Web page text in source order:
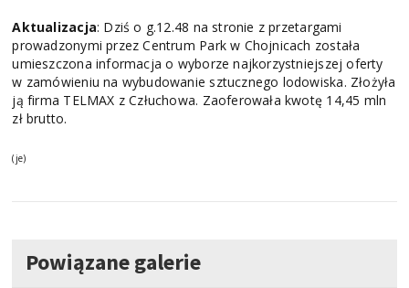
Aktualizacja: Dziś o g.12.48 na stronie z przetargami
prowadzonymi przez Centrum Park w Chojnicach została
umieszczona informacja o wyborze najkorzystniejszej oferty
w zamówieniu na wybudowanie sztucznego lodowiska. Złożyła
ją firma TELMAX z Człuchowa. Zaoferowała kwotę 14,45 mln
zł brutto.
(je)
Powiązane galerie